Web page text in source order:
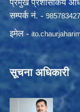
प्रमुख प्रशासकिय
सम्पर्क नं. -
इमेल -
सूचना अधिकारी